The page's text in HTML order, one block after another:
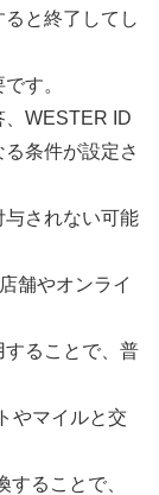
と終了してし
す。
、WESTER ID
条件が設定さ
されない可能
舗やオンライ
ることで、普
やマイルと交
ることで、